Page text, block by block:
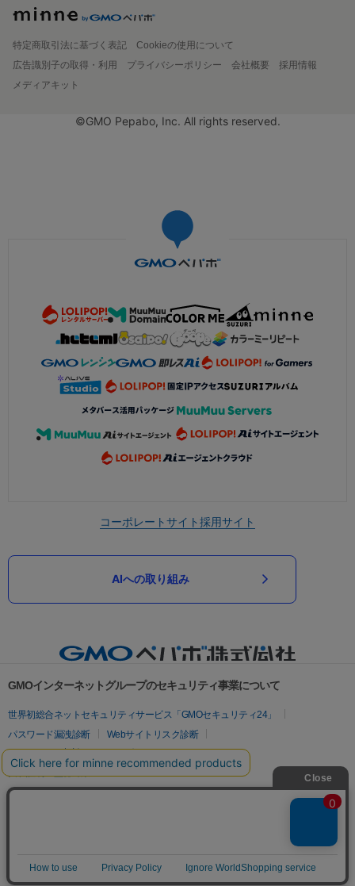
特定商取引法に基づく表記
Cookieの使用について
広告識別子の取得・利用
プライバシーポリシー 会社概要
採用情報
メディアキット
©GMO Pepabo, Inc. All rights reserved.
コーポレートサイト採用サイト
AIへの取り組み
GMOインターネットグループのセキュリティ事業について
世界初総合ネットセキュリティサービス「GMOセキュリティ24」
パスワード漏洩診断
Webサイトリスク診断
セキュリティ相談AIチャットボット
実在証明・盗聴対策
サイバー攻撃対策（GMOサイバーセキュリティ byイエラエ）